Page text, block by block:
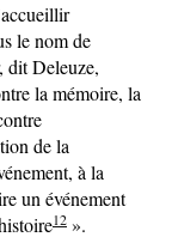
le nom de
dit Deleuze,
la mémoire, la
de la
à la
un événement
12 ».